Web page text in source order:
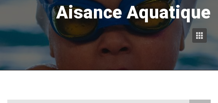
Aisance Aquatique